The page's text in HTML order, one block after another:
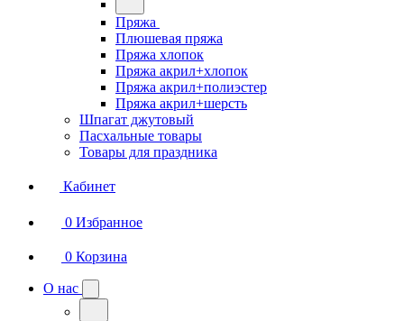
Пряжа
Плюшевая пряжа
Пряжа хлопок
Пряжа акрил+хлопок
Пряжа акрил+полиэстер
Пряжа акрил+шерсть
Шпагат джутовый
Пасхальные товары
Товары для праздника
Кабинет
0 Избранное
0 Корзина
О нас